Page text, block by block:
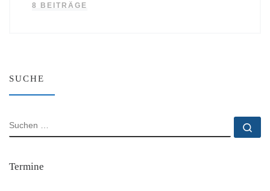
8 BEITRÄGE
SUCHE
SUCHE
Termine